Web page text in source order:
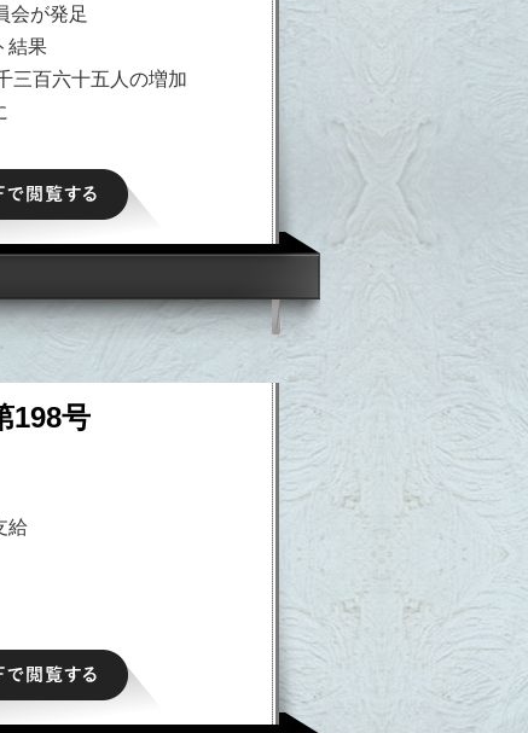
会が発足
結果
三百六十五人の増加
PDFで閲覧する
198号
給
PDFで閲覧する